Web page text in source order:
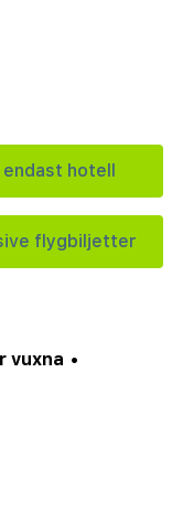
hotell
flygbiljetter
vuxna •